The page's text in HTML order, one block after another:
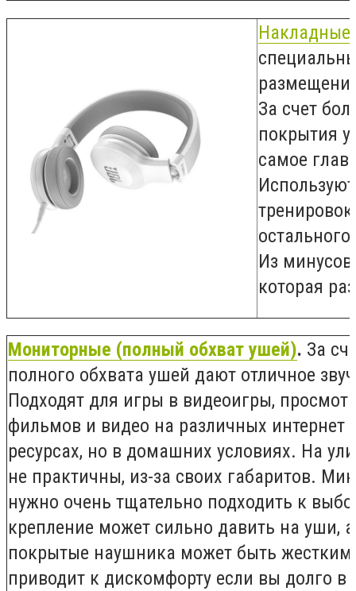
За счет
покрытия
самое
Из
которая
Мониторные (полный обхват ушей). За
полного обхвата ушей дают отличное
Подходят для игры в видеоигры,
фильмов и видео на различных интернет
ресурсах, но в домашних условиях. На
не практичны, из-за своих габаритов.
нужно очень тщательно подходить к
крепление может сильно давить на уши,
покрытые наушника может быть
приводит к дискомфорту если вы долго в